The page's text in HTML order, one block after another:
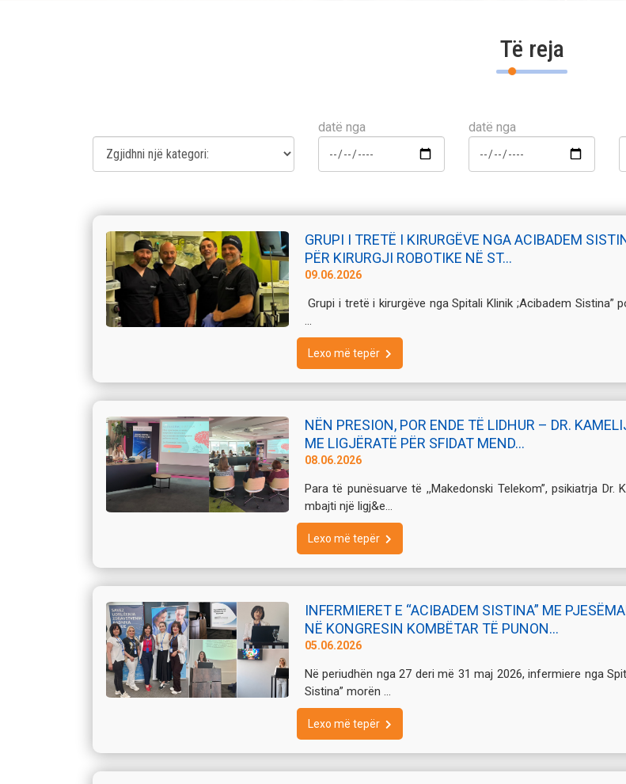
Të reja
datë nga
datë nga
GRUPI I TRETË I KIRURGËVE NGA ACIBADEM
PËR KIRURGJI ROBOTIKE NË ST...
09.06.2026
Grupi i tretë i kirurgëve nga Spitali Klinik ;Acibadem Sistina”
...
Lexo më tepër
NËN PRESION, POR ENDE TË LIDHUR – DR.
ME LIGJËRATË PËR SFIDAT MEND...
08.06.2026
Para të punësuarve të ,,Makedonski Telekom”, psikiatrja Dr.
mbajti një ligj&e...
Lexo më tepër
INFERMIERET E “ACIBADEM SISTINA” ME
NË KONGRESIN KOMBËTAR TË PUNON...
05.06.2026
Në periudhën nga 27 deri më 31 maj 2026, infermiere nga
Sistina” morën ...
Lexo më tepër